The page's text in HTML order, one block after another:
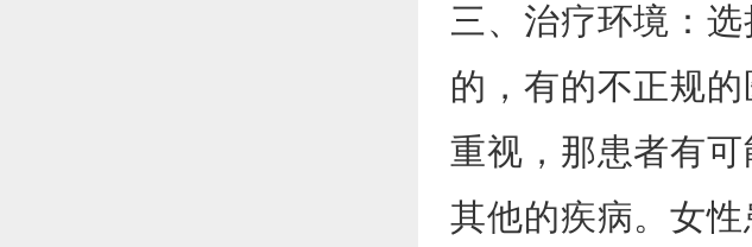
三、治疗环境：
的，有的不正规
重视，那患者有
其他的疾病。女